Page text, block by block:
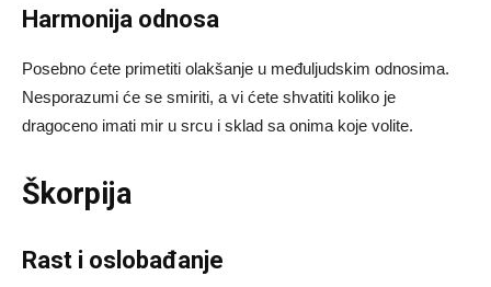
Harmonija odnosa
Posebno ćete primetiti olakšanje u međuljudskim odnosima.
Nesporazumi će se smiriti, a vi ćete shvatiti koliko je
dragoceno imati mir u srcu i sklad sa onima koje volite.
Škorpija
Rast i oslobađanje